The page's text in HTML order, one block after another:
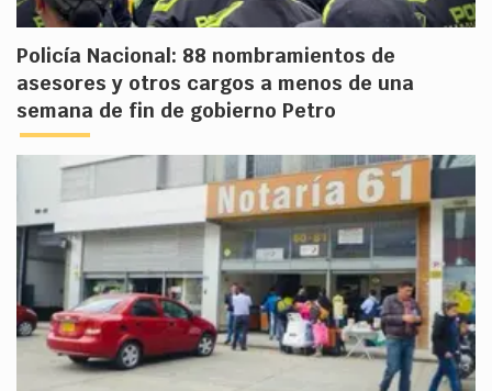
Policía Nacional: 88 nombramientos de
asesores y otros cargos a menos de una
semana de fin de gobierno Petro